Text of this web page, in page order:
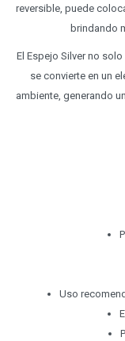
reversible, puede
brindando
El Espejo Silver no
se convierte en un
ambiente, generando
Uso